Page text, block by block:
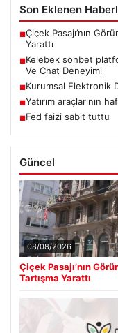
Son Eklenen
■Çiçek Pasajı’nın
Yarattı
■Kelebek sohbet
Ve Chat Deneyimi
■Kurumsal Elektronik
■Yatırım araçlarının
■Fed faizi sabit tuttu
Güncel
08/08/2026
Çiçek Pasajı’nın
Tartışma Yarattı